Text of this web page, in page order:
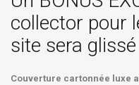
collector pour
site sera
Couverture cartonnée luxe